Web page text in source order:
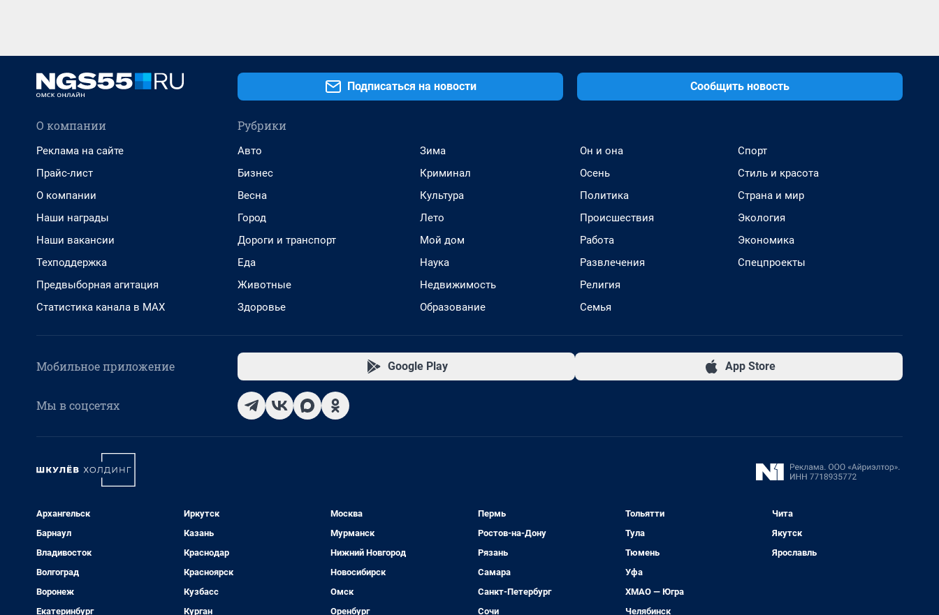
Подписаться на новости Сообщить новость
О компании
Реклама на сайте
Прайс-лист
О компании
Наши награды
Наши вакансии
Техподдержка
Предвыборная агитация
Статистика канала в MAX
Рубрики
Авто
Бизнес
Весна
Город
Дороги и транспорт
Еда
Животные
Здоровье
Зима
Криминал
Культура
Лето
Мой дом
Наука
Недвижимость
Образование
Он и она
Осень
Политика
Происшествия
Работа
Развлечения
Религия
Семья
Спорт
Стиль и красота
Страна и мир
Экология
Экономика
Спецпроекты
Мобильное приложение Google Play App Store
Мы в соцсетях
Архангельск
Барнаул
Владивосток
Волгоград
Воронеж
Екатеринбург
Иркутск
Казань
Краснодар
Красноярск
Кузбасс
Курган
Москва
Мурманск
Нижний Новгород
Новосибирск
Омск
Оренбург
Пермь
Ростов-на-Дону
Рязань
Самара
Санкт-Петербург
Сочи
Тольятти
Тула
Тюмень
Уфа
ХМАО — Югра
Челябинск
Чита
Якутск
Ярославль